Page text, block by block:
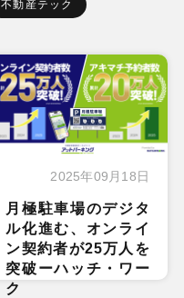
不動産テック
2025年09月18日
月極駐車場のデジタ
ル化進む、オンライ
ン契約者が25万人を
突破ーハッチ・ワー
ク